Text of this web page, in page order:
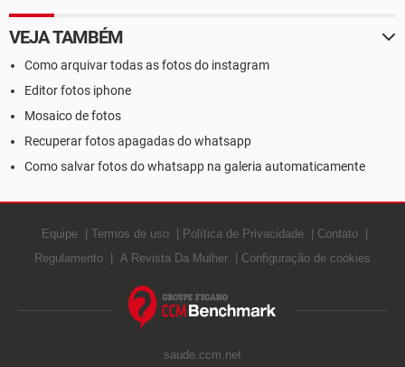
VEJA TAMBÉM
Como arquivar todas as fotos do instagram
Editor fotos iphone
Mosaico de fotos
Recuperar fotos apagadas do whatsapp
Como salvar fotos do whatsapp na galeria automaticamente
Equipe Termos de uso Política de Privacidade
Contato
Regulamento
A Revista Da Mulher Configuração de cookies
saude.ccm.net